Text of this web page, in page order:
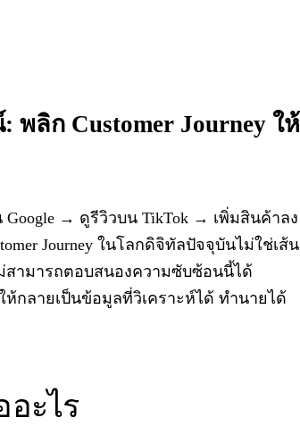
พลิก Customer Journey ให้
→ ดูรีวิวบน TikTok → เพิ่มสินค้าลง
Journey ในโลกดิจิทัลปัจจุบันไม่ใช่เส้น
สามารถตอบสนองความซับซ้อนนี้ได้
ห้กลายเป็นข้อมูลที่วิเคราะห์ได้ ทำนายได้
อะไร